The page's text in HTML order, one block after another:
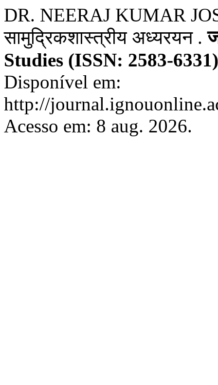
DR. NEERAJ KUMAR
सामुद्रिकशास्त्रीय अध्यरयन .
Studies (ISSN: 2583-6331)
Disponível em:
http://
Acesso em: 8 aug. 2026.